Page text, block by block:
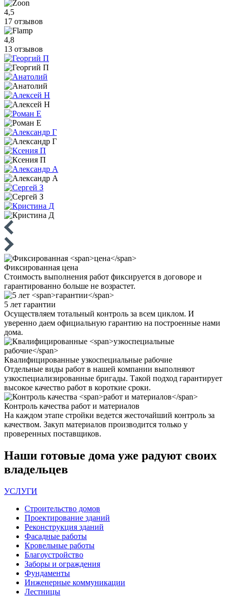
4,5
17 отзывов
4,8
13 отзывов
Фиксированная цена
Стоимость выполнения работ фиксируется в договоре и
гарантированно больше не возрастет.
5 лет гарантии
Осуществляем тотальный контроль за всем циклом. И
уверенно даем официальную гарантию на построенные нами
дома.
Квалифицированные узкоспециальные рабочие
Отдельные виды работ в нашей компании выполняют
узкоспециализированные бригады. Такой подход гарантирует
высокое качество работ в короткие сроки.
Контроль качества работ и материалов
На каждом этапе стройки ведется жесточайший контроль за
качеством. Закуп материалов производится только у
проверенных поставщиков.
Наши готовые дома уже радуют своих
владельцев
УСЛУГИ
Строительство домов
Проектирование зданий
Реконструкция зданий
Фасадные работы
Кровельные работы
Благоустройство
Заборы и ограждения
Фундаменты
Инженерные коммуникации
Лестницы